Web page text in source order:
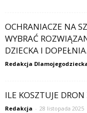
OCHRANIACZE NA
WYBRAĆ
DZIECKA I
Redakcja
ILE KOSZTUJE
Redakcja - 28 listopada 2025